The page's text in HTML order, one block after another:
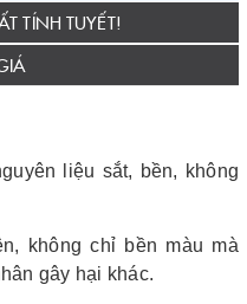
TÍNH TUYẾT!
liệu sắt, bền, không
không chỉ bền màu mà
gây hại khác.